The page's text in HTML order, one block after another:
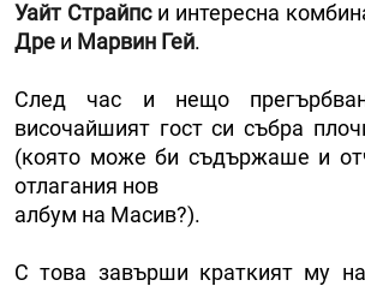
Уайт Страйпси интересна
Дре и Марвин Гей.
След час и нещо
височайшият гост си събра
(която може би съдържаше и
отлагания нов
албум на Масив?).
С това завърши краткият му